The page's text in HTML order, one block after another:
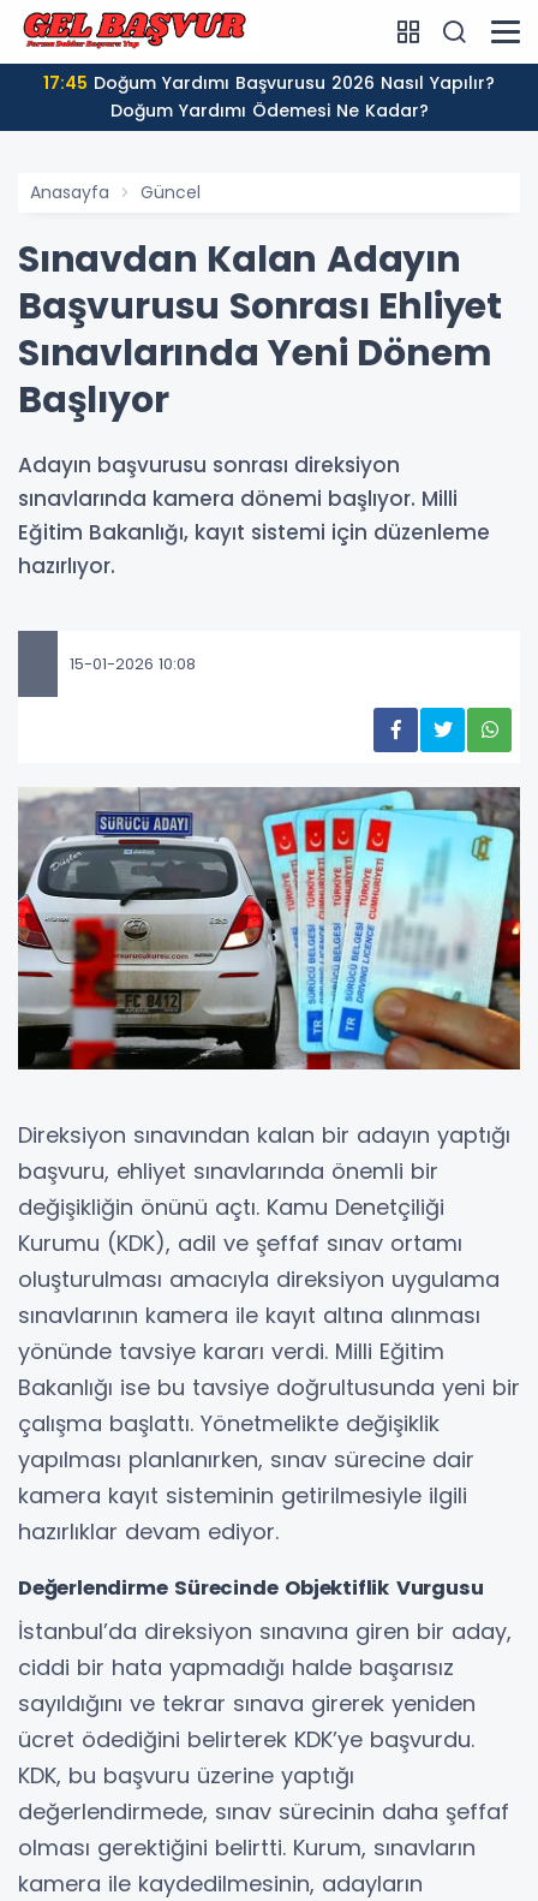
17:45
Doğum Yardımı Ödemesi Ne Kadar?
Anasayfa Güncel
Sınavdan Kalan Adayın
Başvurusu Sonrası Ehliyet
Sınavlarında Yeni Dönem
Başlıyor
Adayın başvurusu sonrası direksiyon
sınavlarında kamera dönemi başlıyor. Milli
Eğitim Bakanlığı, kayıt sistemi için düzenleme
hazırlıyor.
15-01-2026 10:08
Direksiyon sınavından kalan bir adayın yaptığı
başvuru, ehliyet sınavlarında önemli bir
değişikliğin önünü açtı. Kamu Denetçiliği
Kurumu (KDK), adil ve şeffaf sınav ortamı
oluşturulması amacıyla direksiyon uygulama
sınavlarının kamera ile kayıt altına alınması
yönünde tavsiye kararı verdi. Milli Eğitim
Bakanlığı ise bu tavsiye doğrultusunda yeni bir
çalışma başlattı. Yönetmelikte değişiklik
yapılması planlanırken, sınav sürecine dair
kamera kayıt sisteminin getirilmesiyle ilgili
hazırlıklar devam ediyor.
Değerlendirme Sürecinde Objektiflik Vurgusu
İstanbul’da direksiyon sınavına giren bir aday,
ciddi bir hata yapmadığı halde başarısız
sayıldığını ve tekrar sınava girerek yeniden
ücret ödediğini belirterek KDK’ye başvurdu.
KDK, bu başvuru üzerine yaptığı
değerlendirmede, sınav sürecinin daha şeffaf
olması gerektiğini belirtti. Kurum, sınavların
kamera ile kaydedilmesinin, adayların